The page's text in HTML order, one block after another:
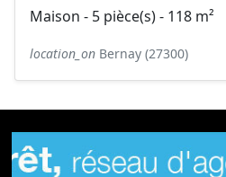
Maison - 5 pièce(s) - 118 m²
location_on Bernay (27300)